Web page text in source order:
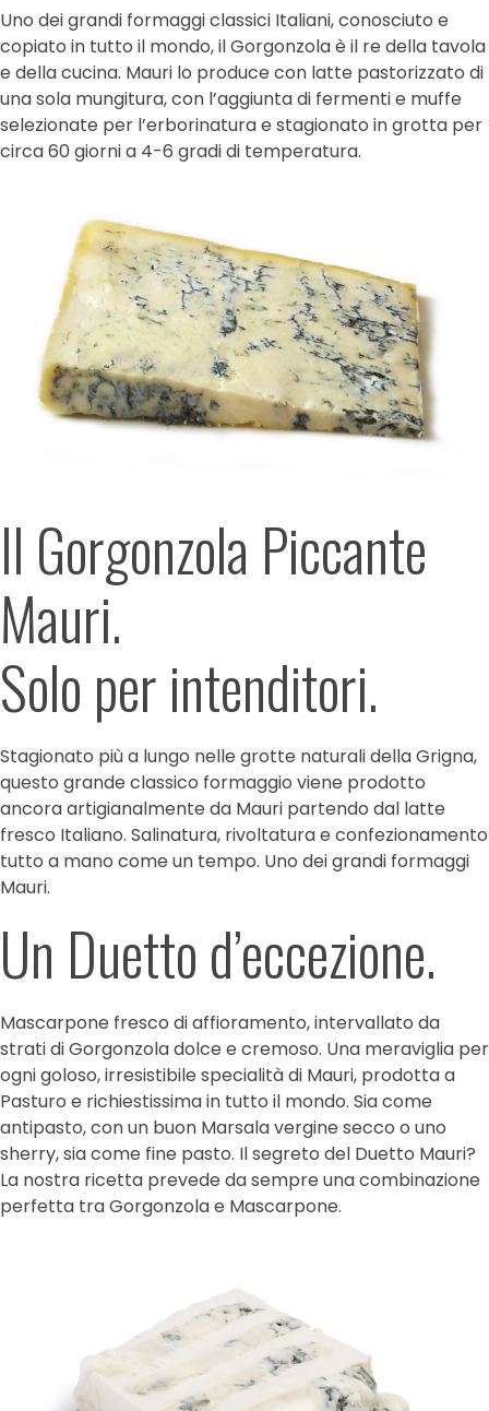
Uno dei grandi formaggi classici Italiani, conosciuto e
copiato in tutto il mondo, il Gorgonzola è il re della tavola
e della cucina. Mauri lo produce con latte pastorizzato di
una sola mungitura, con l’aggiunta di fermenti e muffe
selezionate per l’erborinatura e stagionato in grotta per
circa 60 giorni a 4-6 gradi di temperatura.
Il Gorgonzola Piccante
Mauri.
Solo per intenditori.
Stagionato più a lungo nelle grotte naturali della Grigna,
questo grande classico formaggio viene prodotto
ancora artigianalmente da Mauri partendo dal latte
fresco Italiano. Salinatura, rivoltatura e confezionamento
tutto a mano come un tempo. Uno dei grandi formaggi
Mauri.
Un Duetto d’eccezione.
Mascarpone fresco di affioramento, intervallato da
strati di Gorgonzola dolce e cremoso. Una meraviglia per
ogni goloso, irresistibile specialità di Mauri, prodotta a
Pasturo e richiestissima in tutto il mondo. Sia come
antipasto, con un buon Marsala vergine secco o uno
sherry, sia come fine pasto. Il segreto del Duetto Mauri?
La nostra ricetta prevede da sempre una combinazione
perfetta tra Gorgonzola e Mascarpone.